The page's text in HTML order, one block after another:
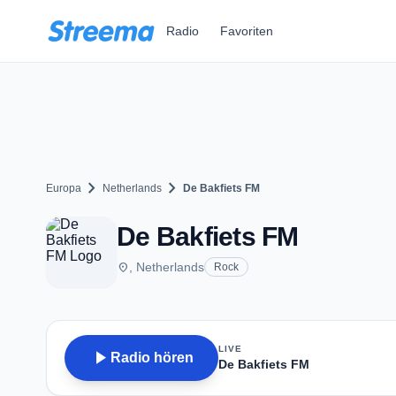
Radio Favoriten
Europa chevron_right Netherlands chevron_right De Bakfiets FM
De Bakfiets FM
place , Netherlands Rock
play_arrow Radio hören
LIVE
De Bakfiets FM